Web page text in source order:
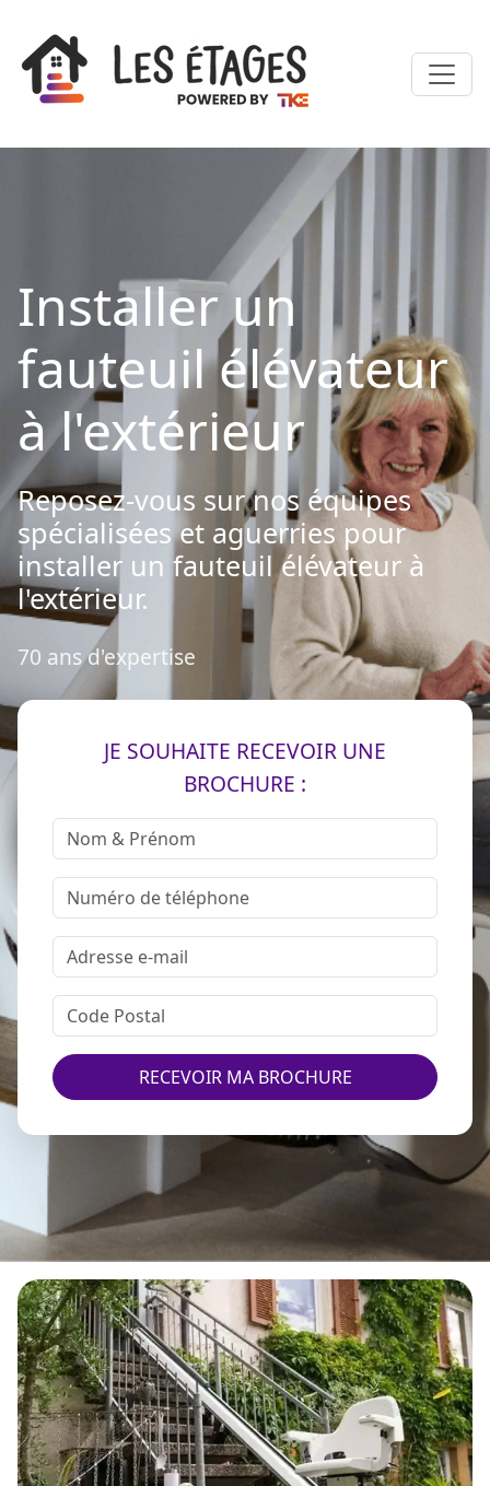
Installer un
fauteuil élévateur
à l'extérieur
Reposez-vous sur nos équipes
spécialisées et aguerries pour
installer un fauteuil élévateur à
l'extérieur.
70 ans d'expertise
JE SOUHAITE RECEVOIR UNE
BROCHURE :
RECEVOIR MA BROCHURE